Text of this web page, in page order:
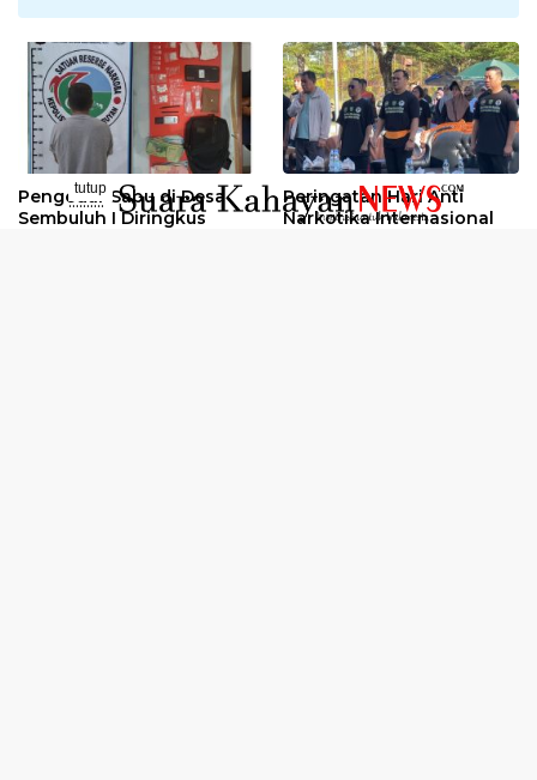
Pengedar Sabu di Desa
Sembuluh I Diringkus
Peringatan Hari Anti
Narkotika Internasional
tutup
..........